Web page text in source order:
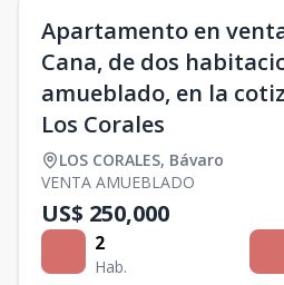
Apartamento en
Cana, de dos
amueblado, en la
Los Corales
LOS CORALES, Bávaro
VENTA AMUEBLADO
US$ 250,000
2
Hab.